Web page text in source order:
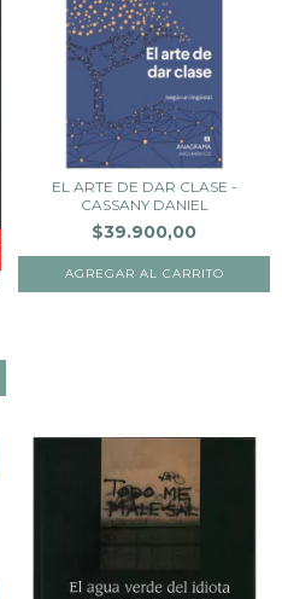
EL ARTE DE DAR CLASE -
CASSANY DANIEL
$39.900,00